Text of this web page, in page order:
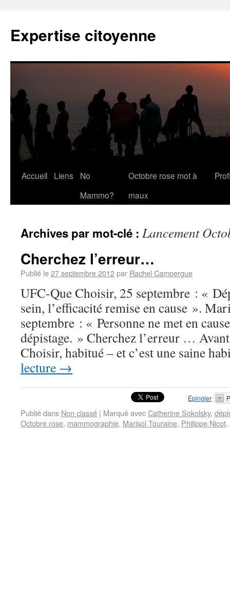
Expertise citoyenne
Accueil Liens
No
Mammo?
Octobre rose mot à
maux
Archives par mot-clé : Lancement
Cherchez l’erreur…
Publié le27 septembre 2012par Rachel Campergue
UFC-Que Choisir, 25 septembre : «
sein, l’efficacité remise en cause ».
septembre : « Personne ne met en
dépistage. » Cherchez l’erreur …
Choisir, habitué – et c’est une saine
lecture →
Épingler
Publié dans Non classé | Marqué avecCatherine Sokolsky,
Octobre rose, mammographie, Marisol Touraine, Philippe Nicot,